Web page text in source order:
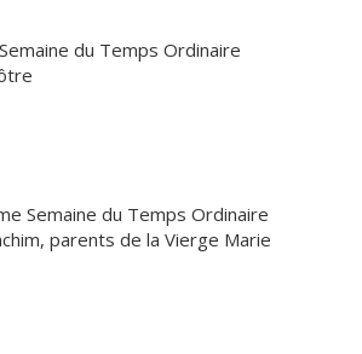
du Temps Ordinaire
Semaine du Temps Ordinaire
parents de la Vierge Marie